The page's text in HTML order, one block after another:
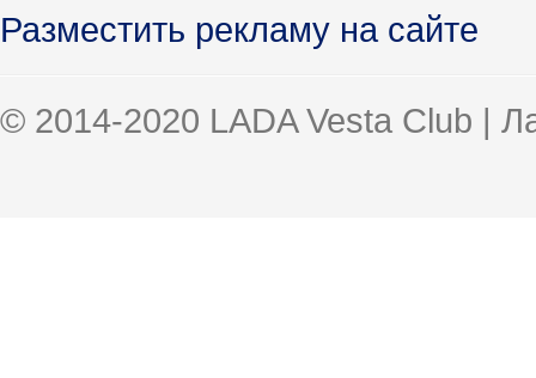
Разместить рекламу на сайте
© 2014-2020 LADA Vesta Club |